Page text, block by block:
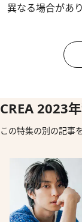
異なる場合があり
CREA 2023
この特集の別の記事